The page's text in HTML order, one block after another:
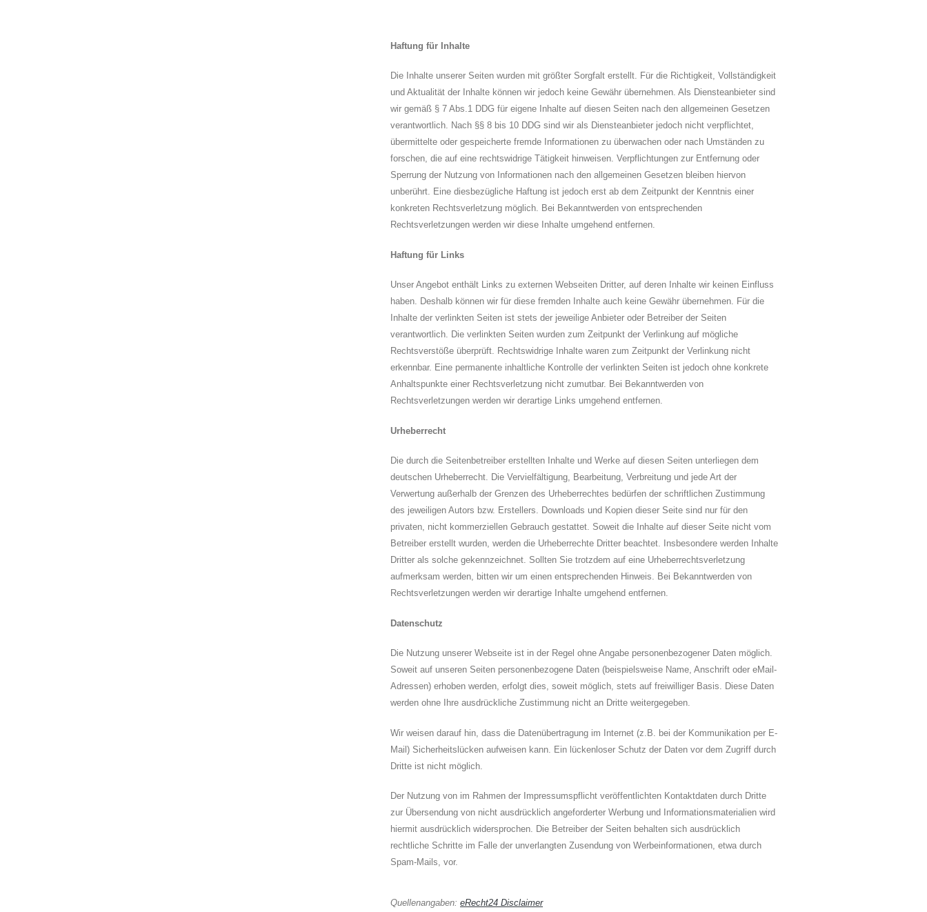
Haftung für Inhalte
Die Inhalte unserer Seiten wurden mit größter Sorgfalt erstellt. Für die Richtigkeit, Vollständigkeit
und Aktualität der Inhalte können wir jedoch keine Gewähr übernehmen. Als Diensteanbieter sind
wir gemäß § 7 Abs.1 DDG für eigene Inhalte auf diesen Seiten nach den allgemeinen Gesetzen
verantwortlich. Nach §§ 8 bis 10 DDG sind wir als Diensteanbieter jedoch nicht verpflichtet,
übermittelte oder gespeicherte fremde Informationen zu überwachen oder nach Umständen zu
forschen, die auf eine rechtswidrige Tätigkeit hinweisen. Verpflichtungen zur Entfernung oder
Sperrung der Nutzung von Informationen nach den allgemeinen Gesetzen bleiben hiervon
unberührt. Eine diesbezügliche Haftung ist jedoch erst ab dem Zeitpunkt der Kenntnis einer
konkreten Rechtsverletzung möglich. Bei Bekanntwerden von entsprechenden
Rechtsverletzungen werden wir diese Inhalte umgehend entfernen.
Haftung für Links
Unser Angebot enthält Links zu externen Webseiten Dritter, auf deren Inhalte wir keinen Einfluss
haben. Deshalb können wir für diese fremden Inhalte auch keine Gewähr übernehmen. Für die
Inhalte der verlinkten Seiten ist stets der jeweilige Anbieter oder Betreiber der Seiten
verantwortlich. Die verlinkten Seiten wurden zum Zeitpunkt der Verlinkung auf mögliche
Rechtsverstöße überprüft. Rechtswidrige Inhalte waren zum Zeitpunkt der Verlinkung nicht
erkennbar. Eine permanente inhaltliche Kontrolle der verlinkten Seiten ist jedoch ohne konkrete
Anhaltspunkte einer Rechtsverletzung nicht zumutbar. Bei Bekanntwerden von
Rechtsverletzungen werden wir derartige Links umgehend entfernen.
Urheberrecht
Die durch die Seitenbetreiber erstellten Inhalte und Werke auf diesen Seiten unterliegen dem
deutschen Urheberrecht. Die Vervielfältigung, Bearbeitung, Verbreitung und jede Art der
Verwertung außerhalb der Grenzen des Urheberrechtes bedürfen der schriftlichen Zustimmung
des jeweiligen Autors bzw. Erstellers. Downloads und Kopien dieser Seite sind nur für den
privaten, nicht kommerziellen Gebrauch gestattet. Soweit die Inhalte auf dieser Seite nicht vom
Betreiber erstellt wurden, werden die Urheberrechte Dritter beachtet. Insbesondere werden Inhalte
Dritter als solche gekennzeichnet. Sollten Sie trotzdem auf eine Urheberrechtsverletzung
aufmerksam werden, bitten wir um einen entsprechenden Hinweis. Bei Bekanntwerden von
Rechtsverletzungen werden wir derartige Inhalte umgehend entfernen.
Datenschutz
Die Nutzung unserer Webseite ist in der Regel ohne Angabe personenbezogener Daten möglich.
Soweit auf unseren Seiten personenbezogene Daten (beispielsweise Name, Anschrift oder eMail-
Adressen) erhoben werden, erfolgt dies, soweit möglich, stets auf freiwilliger Basis. Diese Daten
werden ohne Ihre ausdrückliche Zustimmung nicht an Dritte weitergegeben.
Wir weisen darauf hin, dass die Datenübertragung im Internet (z.B. bei der Kommunikation per E-
Mail) Sicherheitslücken aufweisen kann. Ein lückenloser Schutz der Daten vor dem Zugriff durch
Dritte ist nicht möglich.
Der Nutzung von im Rahmen der Impressumspflicht veröffentlichten Kontaktdaten durch Dritte
zur Übersendung von nicht ausdrücklich angeforderter Werbung und Informationsmaterialien wird
hiermit ausdrücklich widersprochen. Die Betreiber der Seiten behalten sich ausdrücklich
rechtliche Schritte im Falle der unverlangten Zusendung von Werbeinformationen, etwa durch
Spam-Mails, vor.
Quellenangaben: eRecht24 Disclaimer